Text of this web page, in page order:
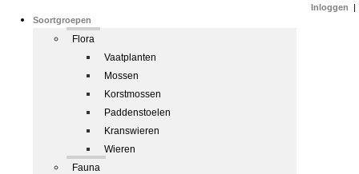
Soortgroepen
Flora
Vaatplanten
Mossen
Korstmossen
Paddenstoelen
Kranswieren
Wieren
Fauna
Inloggen |